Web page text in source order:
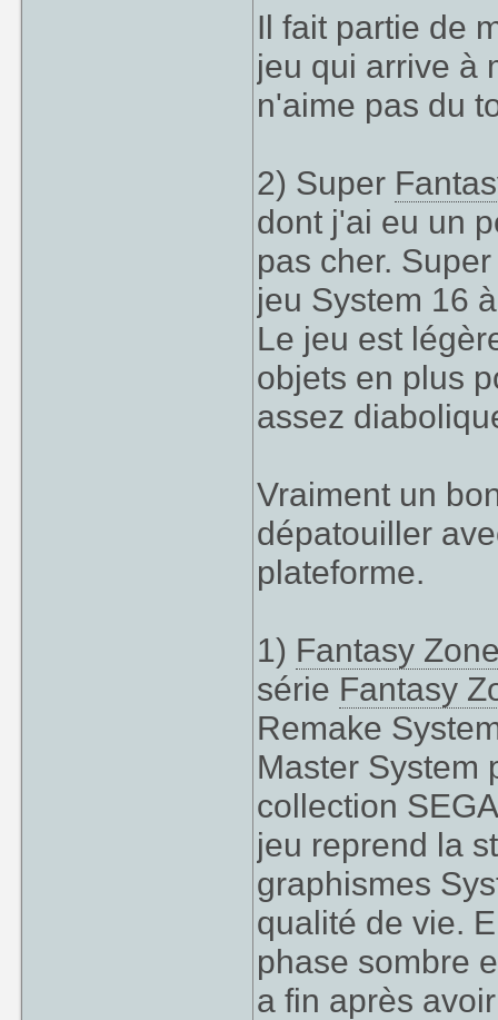
Il fait partie de
jeu qui arrive à
n'aime pas du
2) Super
dont j'ai eu un
pas cher.
jeu System 16
Le jeu est
objets en plus
assez
Vraiment un
dépatouiller
plateforme.
1) Fantasy
série Fantasy
Remake
Master System
collection
jeu reprend la
graphismes
qualité de vie.
phase sombre
a fin après